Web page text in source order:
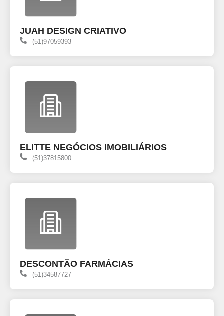
JUAH DESIGN CRIATIVO
(51)97059393
ELITTE NEGÓCIOS IMOBILIÁRIOS
(51)37815800
DESCONTÃO FARMÁCIAS
(51)34587727